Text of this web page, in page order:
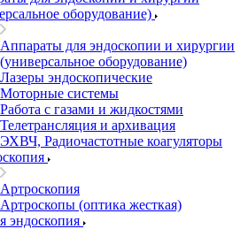
оборудование)
Аппараты для эндоскопии и хирургии
(универсальное оборудование)
Лазеры эндоскопические
Моторные системы
Работа с газами и жидкостями
Телетрансляция и архивация
ЭХВЧ, Радиочастотные коагуляторы
Артроскопия
Артроскопы (оптика жесткая)
эндоскопия